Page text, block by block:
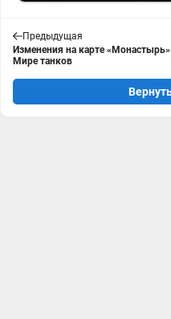
Предыдущая
Изменения на карте
Мире танков